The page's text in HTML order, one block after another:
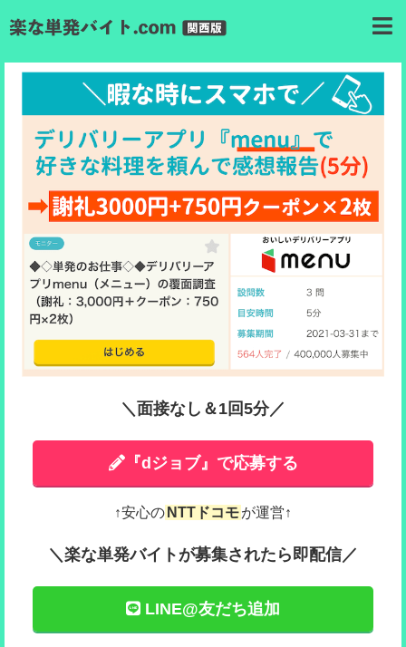
＼面接なし＆1回5分／
『dジョブ』で応募する
↑安心の NTTドコモが運営↑
＼楽な単発バイトが募集されたら即配信／
LINE@友だち追加